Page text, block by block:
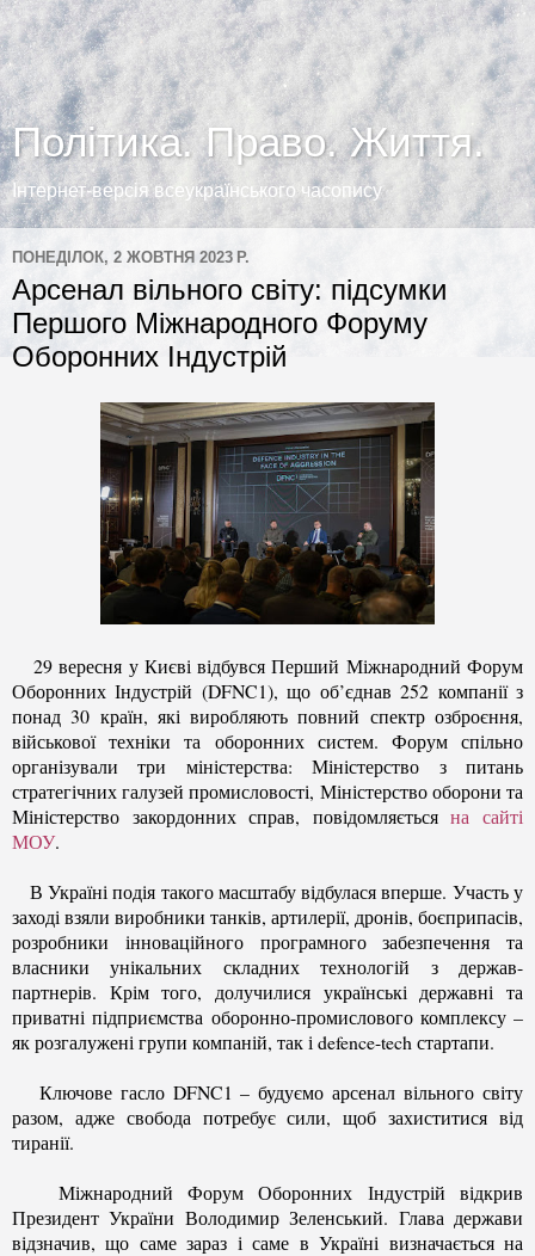
Політика. Право. Життя.
Інтернет-версія всеукраїнського часопису
ПОНЕДІЛОК, 2 ЖОВТНЯ 2023 Р.
Арсенал вільного світу: підсумки
Першого Міжнародного Форуму
Оборонних Індустрій
29 вересня у Києві відбувся Перший Міжнародний Форум
Оборонних Індустрій (DFNC1), що об’єднав 252 компанії з
понад 30 країн, які виробляють повний спектр озброєння,
військової техніки та оборонних систем. Форум спільно
організували три міністерства: Міністерство з питань
стратегічних галузей промисловості, Міністерство оборони та
Міністерство закордонних справ, повідомляєтьсяна сайті
МОУ.
В Україні подія такого масштабу відбулася вперше. Участь у
заході взяли виробники танків, артилерії, дронів, боєприпасів,
розробники інноваційного програмного забезпечення та
власники унікальних складних технологій з держав-
партнерів. Крім того, долучилися українські державні та
приватні підприємства оборонно-промислового комплексу –
як розгалужені групи компаній, так і defence-tech стартапи.
Ключове гасло DFNC1 – будуємо арсенал вільного світу
разом, адже свобода потребує сили, щоб захиститися від
тиранії.
Міжнародний Форум Оборонних Індустрій відкрив
Президент України Володимир Зеленський. Глава держави
відзначив, що саме зараз і саме в Україні визначається на